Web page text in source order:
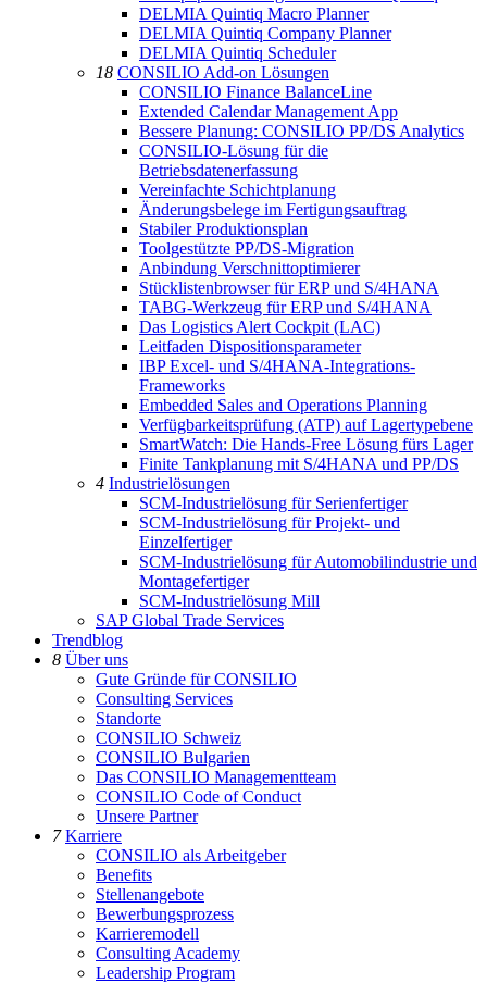
DELMIA Quintiq Macro Planner
DELMIA Quintiq Company Planner
DELMIA Quintiq Scheduler
18 CONSILIO Add-on Lösungen
CONSILIO Finance BalanceLine
Extended Calendar Management App
Bessere Planung: CONSILIO PP/DS Analytics
CONSILIO-Lösung für die
Betriebsdatenerfassung
Vereinfachte Schichtplanung
Änderungsbelege im Fertigungsauftrag
Stabiler Produktionsplan
Toolgestützte PP/DS-Migration
Anbindung Verschnittoptimierer
Stücklistenbrowser für ERP und S/4HANA
TABG-Werkzeug für ERP und S/4HANA
Das Logistics Alert Cockpit (LAC)
Leitfaden Dispositionsparameter
IBP Excel- und S/4HANA-Integrations-
Frameworks
Embedded Sales and Operations Planning
Verfügbarkeitsprüfung (ATP) auf Lagertypebene
SmartWatch: Die Hands-Free Lösung fürs Lager
Finite Tankplanung mit S/4HANA und PP/DS
4 Industrielösungen
SCM-Industrielösung für Serienfertiger
SCM-Industrielösung für Projekt- und
Einzelfertiger
SCM-Industrielösung für Automobilindustrie und
Montagefertiger
SCM-Industrielösung Mill
SAP Global Trade Services
Trendblog
8 Über uns
Gute Gründe für CONSILIO
Consulting Services
Standorte
CONSILIO Schweiz
CONSILIO Bulgarien
Das CONSILIO Managementteam
CONSILIO Code of Conduct
Unsere Partner
7Karriere
CONSILIO als Arbeitgeber
Benefits
Stellenangebote
Bewerbungsprozess
Karrieremodell
Consulting Academy
Leadership Program